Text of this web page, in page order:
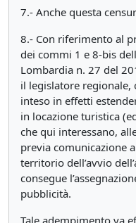
7.- Anche questa
8.- Con riferimento al
dei commi 1 e 8-bis
Lombardia n. 27 del
il legislatore regionale,
inteso in effetti
in locazione turistica
che qui interessano,
previa comunicazione
territorio dell’avvio
consegue
pubblicità.
Tale adempimento va